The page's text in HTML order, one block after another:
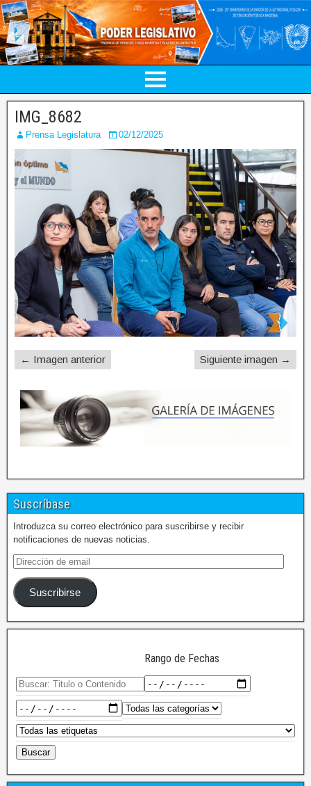
IMG_8682
Prensa Legislatura 02/12/2025
← Imagen anterior Siguiente imagen →
Suscríbase
Introduzca su correo electrónico para suscribirse y recibir
notificaciones de nuevas noticias.
Suscribirse
Rango de Fechas